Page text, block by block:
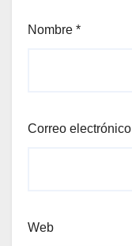
Nombre *
Correo electrónico
Web